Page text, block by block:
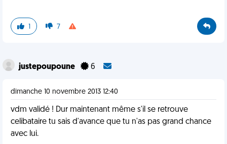
1 7
justepoupoune 6
dimanche 10 novembre 2013 12:40
vdm validé ! Dur maintenant même s'il se retrouve
celibataire tu sais d'avance que tu n'as pas grand chance
avec lui.